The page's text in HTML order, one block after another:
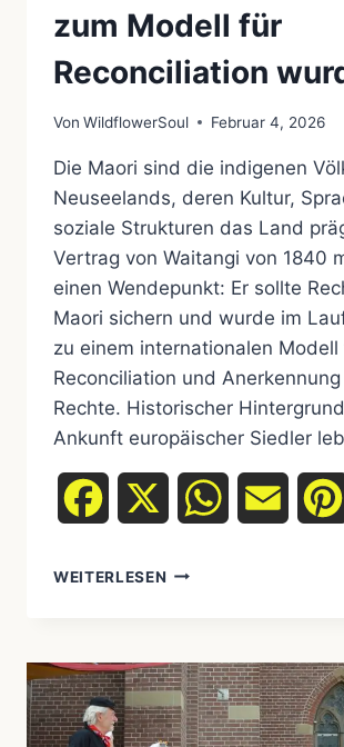
zum Modell für
Reconciliation
Von WildflowerSoul Februar 4, 2026
Die Maori sind die indigenen
Neuseelands, deren Kultur,
soziale Strukturen das Land
Vertrag von Waitangi von 1840
einen Wendepunkt: Er sollte
Maori sichern und wurde im
zu einem internationalen Modell
Reconciliation und
Rechte. Historischer
Ankunft europäischer Siedler
Facebook WhatsAppEmail
WEITERLESEN
WIE
IHR
VERTRAG
VON